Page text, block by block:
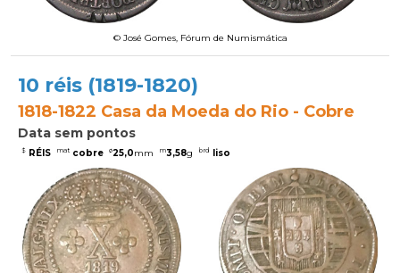
© José Gomes, Fórum de Numismática
10 réis (1819-1820)
1818-1822 Casa da Moeda do Rio - Cobre
Data sem pontos
$ RÉIS mat cobre ø25,0mm m3,58g brd liso